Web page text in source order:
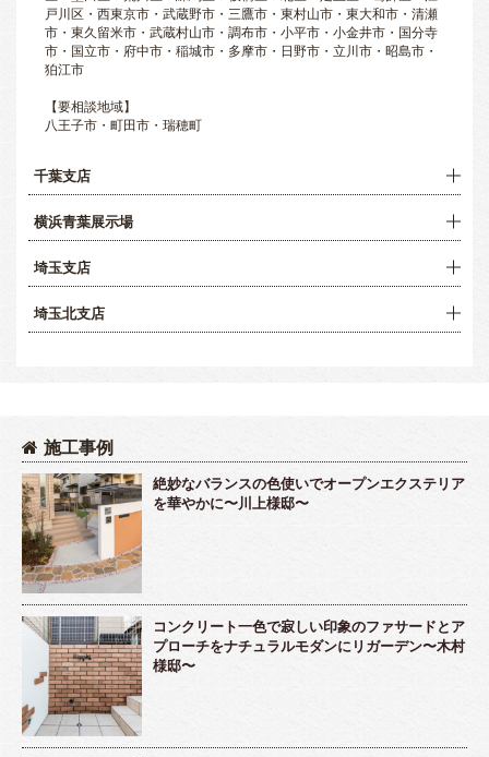
戸川区・西東京市・武蔵野市・三鷹市・東村山市・東大和市・清瀬
市・東久留米市・武蔵村山市・調布市・小平市・小金井市・国分寺
市・国立市・府中市・稲城市・多摩市・日野市・立川市・昭島市・
狛江市
【要相談地域】
八王子市・町田市・瑞穂町
千葉支店
横浜青葉展示場
埼玉支店
埼玉北支店
施工事例
絶妙なバランスの色使いでオープンエクステリア
を華やかに〜川上様邸〜
コンクリート一色で寂しい印象のファサードとア
プローチをナチュラルモダンにリガーデン〜木村
様邸〜